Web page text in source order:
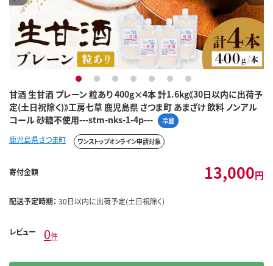
甘酒 生甘酒 プレーン 粒あり 400g×4本 計1.6kg《30日以内に出荷予
定(土日祝除く)》工房七草 鹿児島県 さつま町 あまざけ 飲料 ノンアル
コール 砂糖不使用---stm-nks-1-4p---
冷蔵
1 2 3 4 5 6 7
鹿児島県さつま町 ワンストップオンライン申請対象
寄付金額 13,000円
配送予定時期： 30日以内に出荷予定(土日祝除く)
レビュー 0件